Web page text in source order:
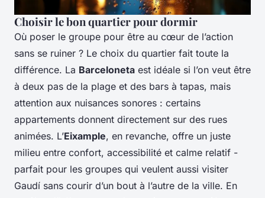
Choisir le bon quartier pour dormir
Où poser le groupe pour être au cœur de l’action
sans se ruiner ? Le choix du quartier fait toute la
différence. La Barceloneta est idéale si l’on veut être
à deux pas de la plage et des bars à tapas, mais
attention aux nuisances sonores : certains
appartements donnent directement sur des rues
animées. L’Eixample, en revanche, offre un juste
milieu entre confort, accessibilité et calme relatif -
parfait pour les groupes qui veulent aussi visiter
Gaudí sans courir d’un bout à l’autre de la ville. En